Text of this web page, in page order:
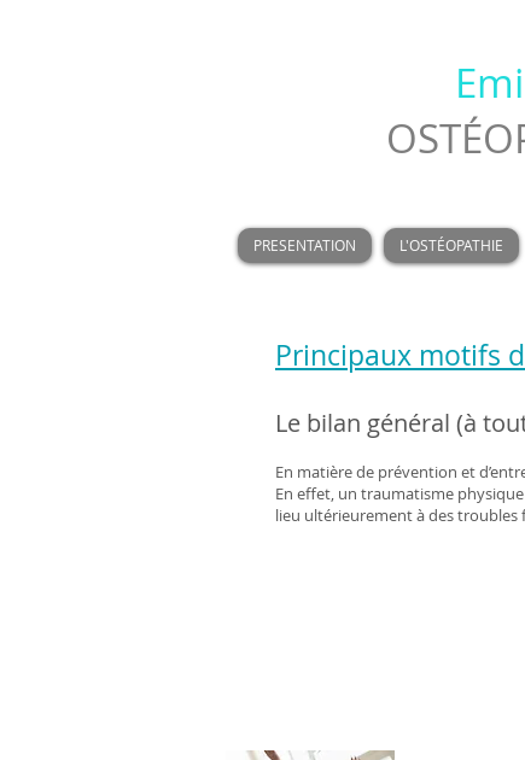
PRESENTATION L'OSTÉOPATHIE
Principaux motifs
Le bilan général (à
En matière de prévention et
En effet, un traumatisme
lieu ultérieurement à des troubles